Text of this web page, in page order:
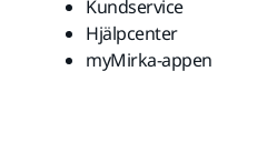
Kundservice
Hjälpcenter
myMirka-appen